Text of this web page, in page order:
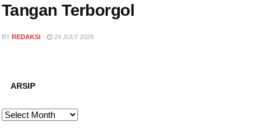
Tangan Terborgol
BY REDAKSI 24 JULY 2026
ARSIP
ARSIP